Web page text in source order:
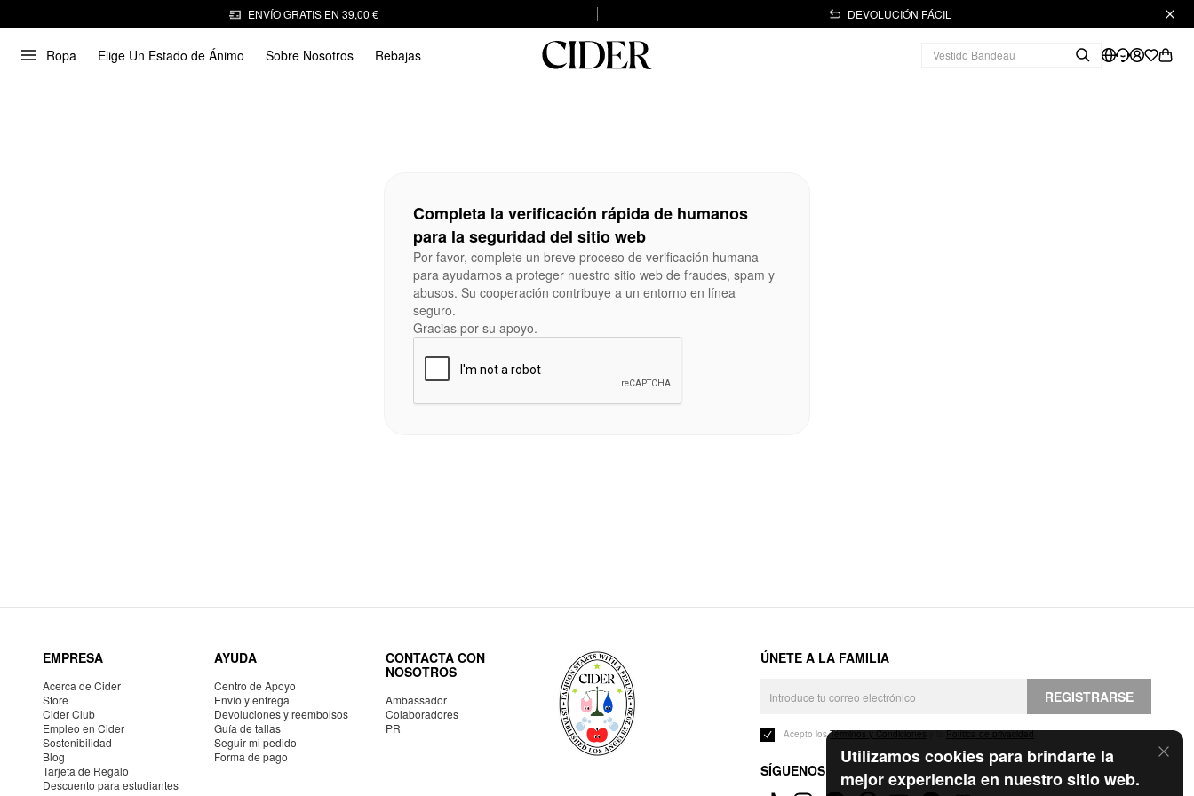
ENVÍO GRATIS EN 39,00 € DEVOLUCIÓN FÁCIL
Ropa Elige Un Estado de Ánimo Sobre Nosotros Rebajas
Utilizamos cookies para brindarte la
mejor experiencia en nuestro sitio web.
Completa la verificación rápida de humanos
para la seguridad del sitio web
Por favor, complete un breve proceso de verificación humana
para ayudarnos a proteger nuestro sitio web de fraudes, spam y
abusos. Su cooperación contribuye a un entorno en línea
seguro.
Gracias por su apoyo.
EMPRESA
Acerca de Cider
Store
Cider Club
Empleo en Cider
Sostenibilidad
Blog
Tarjeta de Regalo
Descuento para estudiantes
AYUDA
Centro de Apoyo
Envío y entrega
Devoluciones y reembolsos
Guía de tallas
Seguir mi pedido
Forma de pago
CONTACTA CON
NOSOTROS
Ambassador
Colaboradores
PR
ÚNETE A LA FAMILIA
REGISTRARSE
Acepto losTérminos y Condicionesy laPolítica de privacidad.
SÍGUENOS